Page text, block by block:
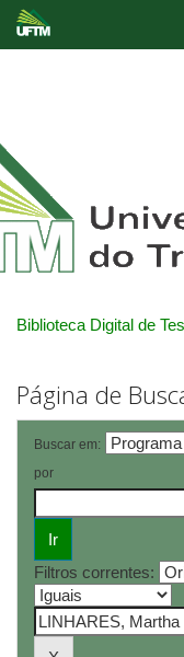
Biblioteca Digital de
Página de
Buscar em:
por
Filtros correntes: